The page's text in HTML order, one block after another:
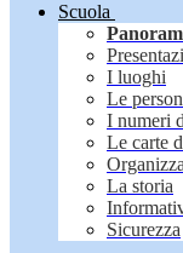
Scuola
I luoghi
Le
I numeri
Le carte
La storia
Sicurezza